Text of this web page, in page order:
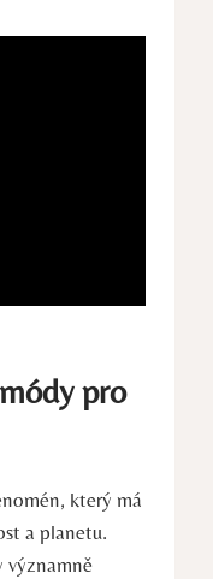
pro
který má
a planetu.
významně